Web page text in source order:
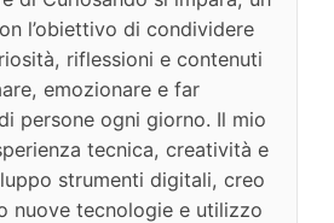
l’obiettivo di condividere
riflessioni e contenuti
emozionare e far
persone ogni giorno. Il mio
tecnica, creatività e
strumenti digitali, creo
nuove tecnologie e utilizzo